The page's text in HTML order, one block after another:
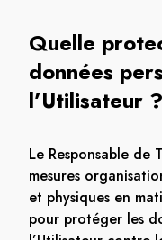
Quelle
données
l’Utilisateur ?
Le Responsable
mesures
et physiques en
pour protéger les